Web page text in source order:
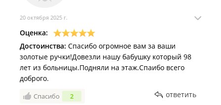
20 октября 2025 г.
Оценка:
Достоинства: Спасибо огромное вам за ваши
золотые ручки!Довезли нашу бабушку который 98
лет из больницы.Подняли на этаж.Спаибо всего
доброго.
Спасибо 2 ответить